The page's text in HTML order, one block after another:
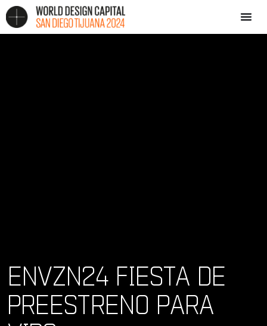
ENVZN24 FIESTA DE
PREESTRENO PARA